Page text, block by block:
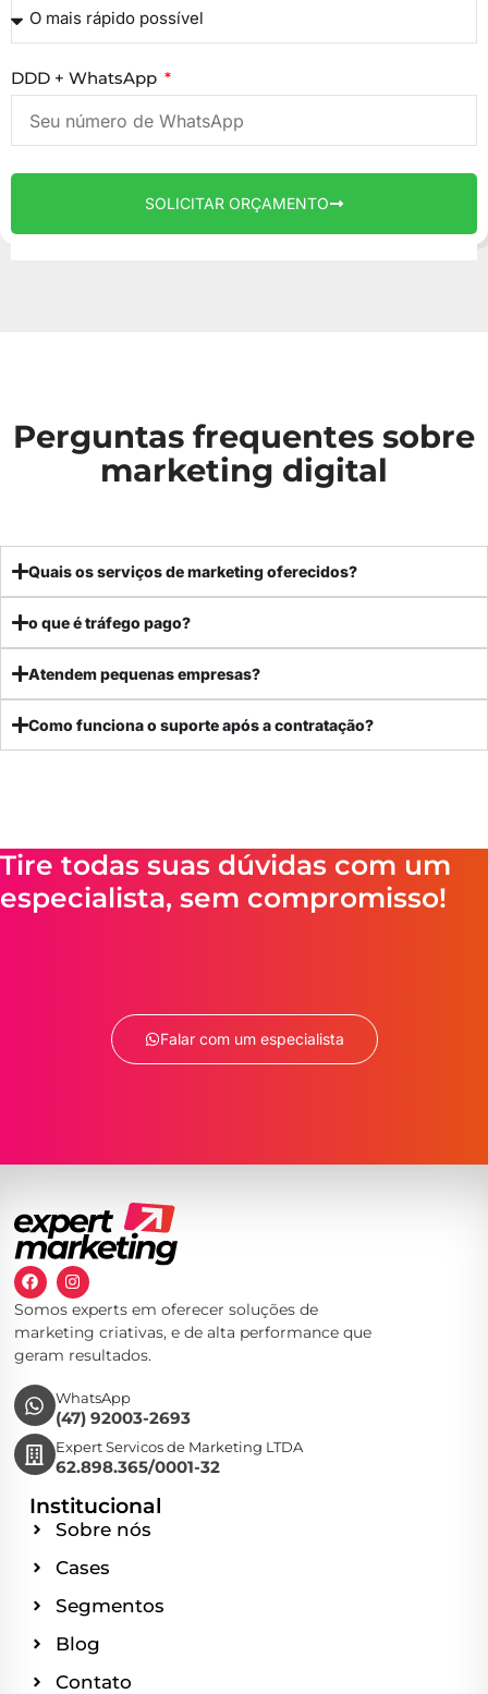
DDD + WhatsApp
SOLICITAR ORÇAMENTO
Perguntas frequentes sobre
marketing digital
Quais os serviços de marketing oferecidos?
o que é tráfego pago?
Atendem pequenas empresas?
Como funciona o suporte após a contratação?
Tire todas suas dúvidas com um
especialista, sem compromisso!
Falar com um especialista
Somos experts em oferecer soluções de
marketing criativas, e de alta performance que
geram resultados.
WhatsApp
(47) 92003-2693
Expert Servicos de Marketing LTDA
62.898.365/0001-32
Institucional
Sobre nós
Cases
Segmentos
Blog
Contato